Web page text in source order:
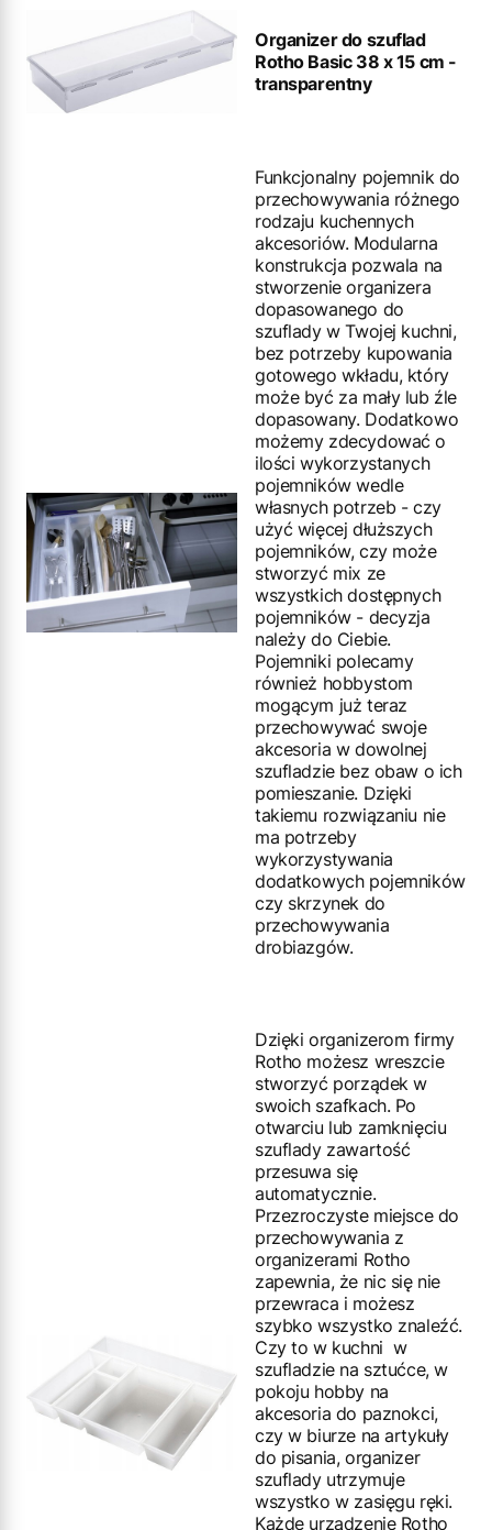
Organizer do szuflad
Rotho Basic 38 x 15 cm -
transparentny
Funkcjonalny pojemnik do
przechowywania różnego
rodzaju kuchennych
akcesoriów. Modularna
konstrukcja pozwala na
stworzenie organizera
dopasowanego do
szuflady w Twojej kuchni,
bez potrzeby kupowania
gotowego wkładu, który
może być za mały lub źle
dopasowany. Dodatkowo
możemy zdecydować o
ilości wykorzystanych
pojemników wedle
własnych potrzeb - czy
użyć więcej dłuższych
pojemników, czy może
stworzyć mix ze
wszystkich dostępnych
pojemników - decyzja
należy do Ciebie.
Pojemniki polecamy
również hobbystom
mogącym już teraz
przechowywać swoje
akcesoria w dowolnej
szufladzie bez obaw o ich
pomieszanie. Dzięki
takiemu rozwiązaniu nie
ma potrzeby
wykorzystywania
dodatkowych pojemników
czy skrzynek do
przechowywania
drobiazgów.
Dzięki organizerom firmy
Rotho możesz wreszcie
stworzyć porządek w
swoich szafkach. Po
otwarciu lub zamknięciu
szuflady zawartość
przesuwa się
automatycznie.
Przezroczyste miejsce do
przechowywania z
organizerami Rotho
zapewnia, że nic się nie
przewraca i możesz
szybko wszystko znaleźć.
Czy to w kuchni w
szufladzie na sztućce, w
pokoju hobby na
akcesoria do paznokci,
czy w biurze na artykuły
do pisania, organizer
szuflady utrzymuje
wszystko w zasięgu ręki.
Każde urządzenie Rotho